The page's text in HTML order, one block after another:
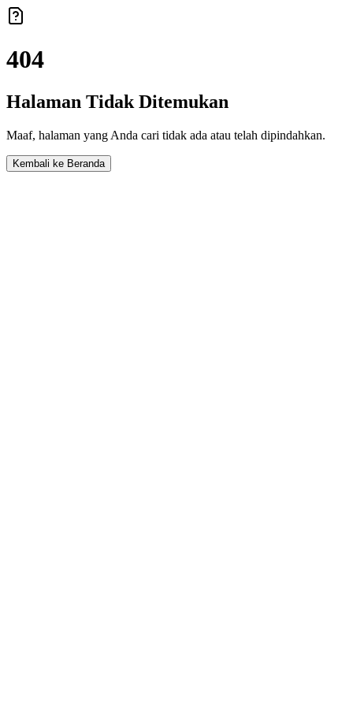
404
Halaman Tidak Ditemukan
Maaf, halaman yang Anda cari tidak ada atau telah dipindahkan.
Kembali ke Beranda